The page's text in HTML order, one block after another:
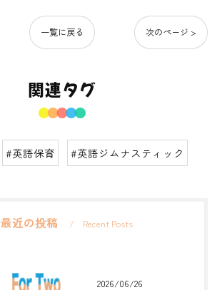
一覧に戻る 次のページ >
関連タグ
#英語保育 #英語ジムナスティック
最近の投稿 Recent Posts
2026/06/26